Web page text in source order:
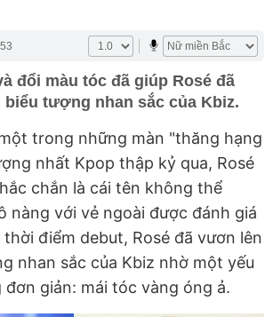
đổi màu tóc đã giúp Rosé đã
tượng nhan sắc của Kbiz.
trong những màn "thăng hạng
nhất Kpop thập kỷ qua, Rosé
chắn là cái tên không thể
nàng với vẻ ngoài được đánh giá
điểm debut, Rosé đã vươn lên
nhan sắc của Kbiz nhờ một yếu
giản: mái tóc vàng óng ả.